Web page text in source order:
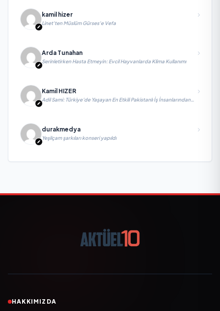
kamil hizer
Linet'ten Müslüm Gürses'e Vefa
Arda Tunahan
Serinletirken Hasta Etmeyin: Evcil Hayvanlarda Klima Kullanımı
Kamil HIZER
Adil Sami: Türkiye’de Yaşayan En Etkili Pakistanlı İş İnsanlarından
durakmedya
Yeşilçam şarkıları konseri yapıldı
HAKKIMIZDA